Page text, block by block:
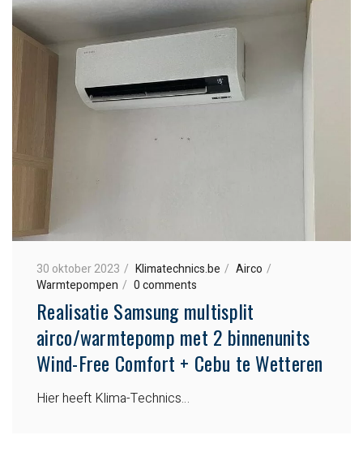
30 oktober 2023 Klimatechnics.be
Airco
Warmtepompen
0 comments
Realisatie Samsung multisplit
airco/warmtepomp met 2 binnenunits
Wind-Free Comfort + Cebu te Wetteren
Hier heeft Klima-Technics…